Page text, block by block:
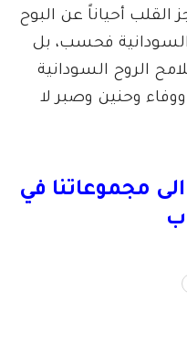
القلب أحياناً عن البوح
السودانية فحسب، بل
الروح السودانية
وحنين وصبر لا
مجموعاتنا في